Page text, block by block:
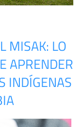
MISAK: LO
APRENDER
INDÍGENAS